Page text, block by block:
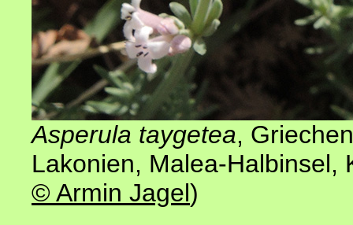
Asperula taygetea,
Lakonien, Malea-Halbinsel,
© Armin Jagel)